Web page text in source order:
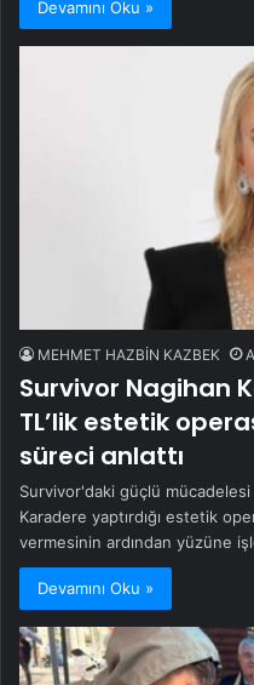
Devamını Oku »
MEHMET HAZBİN KAZBEK
Survivor Nagihan
TL’lik estetik
süreci anlattı
Survivor'daki güçlü mücadelesi
Karadere yaptırdığı estetik
vermesinin ardından yüzüne
Devamını Oku »